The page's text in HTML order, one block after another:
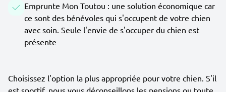
Emprunte Mon Toutou : une solution économique car
ce sont des bénévoles qui s'occupent de votre chien
avec soin. Seule l'envie de s'occuper du chien est
présente
Choisissez l'option la plus appropriée pour votre chien. S'il
est sportif, nous vous déconseillons les pensions ou toute